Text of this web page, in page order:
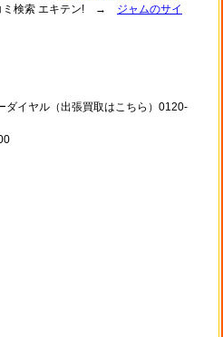
ミ検索 エキテン! → ジャムのサイ
イヤル（出張買取はこちら）0120-